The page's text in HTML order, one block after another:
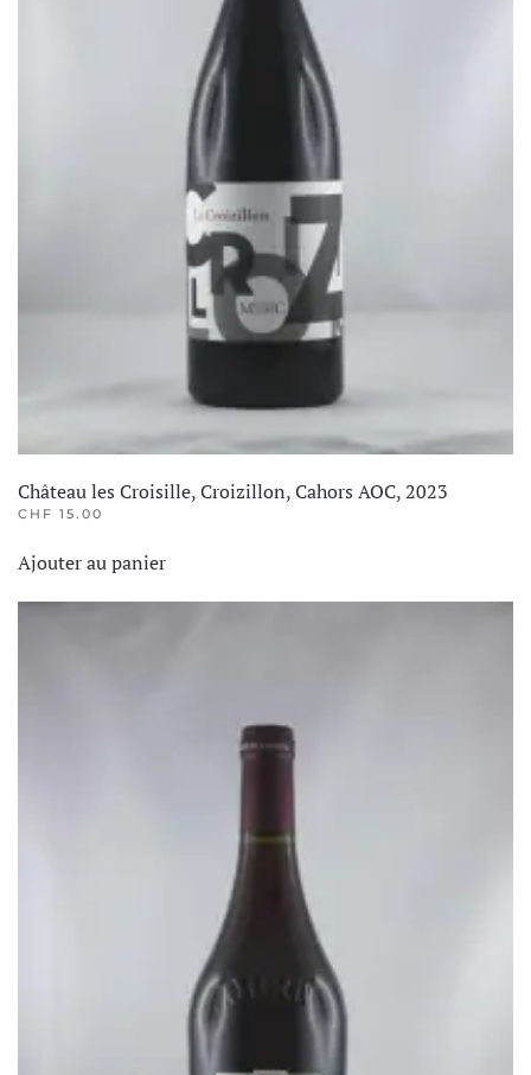
Château les Croisille, Croizillon, Cahors AOC, 2023
CHF 15.00
Ajouter au panier